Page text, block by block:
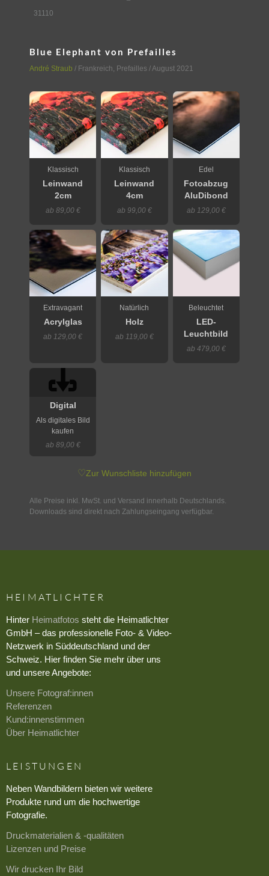
31110
Blue Elephant von Prefailles
André Straub / Frankreich Prefailles / August 2021
Klassisch
Leinwand
2cm
ab 89,00 €
Klassisch
Leinwand
4cm
ab 99,00 €
Edel
Fotoabzug
AluDibond
ab 129,00 €
Extravagant
Acrylglas
ab 129,00 €
Natürlich
Holz
ab 119,00 €
Beleuchtet
LED-
Leuchtbild
ab 479,00 €
Digital
Als digitales Bild
kaufen
ab 89,00 €
♡Zur Wunschliste hinzufügen
Alle Preise inkl. MwSt. und Versand innerhalb Deutschlands.
Downloads sind direkt nach Zahlungseingang verfügbar.
HEIMATLICHTER
Hinter Heimatfotos steht die Heimatlichter
GmbH – das professionelle Foto- & Video-
Netzwerk in Süddeutschland und der
Schweiz. Hier finden Sie mehr über uns
und unsere Angebote:
Unsere Fotograf:innen
Referenzen
Kund:innenstimmen
Über Heimatlichter
LEISTUNGEN
Neben Wandbildern bieten wir weitere
Produkte rund um die hochwertige
Fotografie.
Druckmaterialien & -qualitäten
Lizenzen und Preise
Wir drucken Ihr Bild